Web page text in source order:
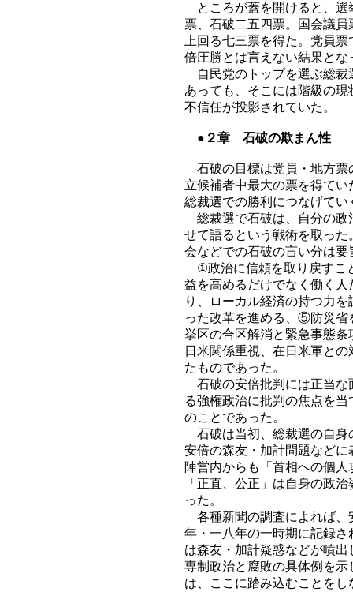
ところが蓋を開けると、選
票、石破二五四票。国会議
上回る七三票を得た。党員
倍圧勝とは言えない結果と
自民党のトップを選ぶ総裁
あっても、そこには階級の
不信任が投影されていた。
●２章 石破の欺まん性
石破の目標は党員・地方票
立候補者中最大の票を得て
総裁選での勝利につなげて
総裁選で石破は、自分の政
せて語るという戦術を取っ
会などでの石破の言い分は
①政治に信頼を取り戻すこ
益を高めるだけでなく働く
り、ローカル経済の持つ力
った改革を進める、⑤防災
挙区の合区解消と緊急事態
日米関係重視、在日米軍と
たものであった。
石破の安倍批判には正当な
る強権政治に批判の焦点を
のことであった。
石破は当初、総裁選の自身
安倍の森友・加計問題など
陣営内からも「首相への個
「正直、公正」は自身の政
った。
各種新聞の調査によれば、
年・一八年の一時期に記録
は森友・加計疑惑などが噴
専制政治と腐敗の具体例を
は、ここに踏み込むことをし